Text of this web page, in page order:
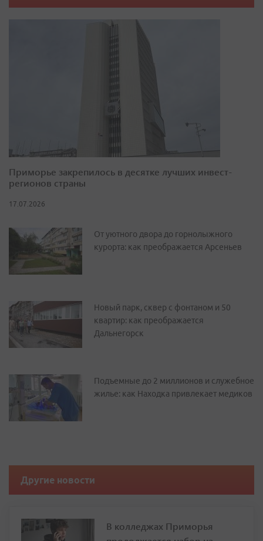
Приморье закрепилось в десятке лучших инвест-
регионов страны
17.07.2026
От уютного двора до горнолыжного
курорта: как преображается Арсеньев
Новый парк, сквер с фонтаном и 50
квартир: как преображается
Дальнегорск
Подъемные до 2 миллионов и служебное
жилье: как Находка привлекает медиков
Другие новости
В колледжах Приморья